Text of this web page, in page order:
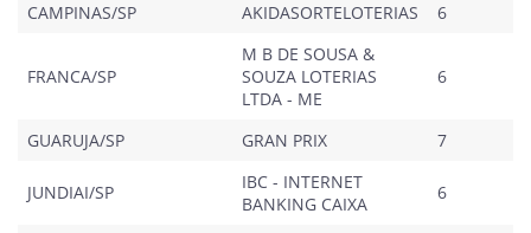
CAMPINAS/SP AKIDASORTELOTERIAS 6
FRANCA/SP
M B DE SOUSA &
SOUZA LOTERIAS
LTDA - ME
6
GUARUJA/SP GRAN PRIX 7
JUNDIAI/SP
IBC - INTERNET
BANKING CAIXA
6